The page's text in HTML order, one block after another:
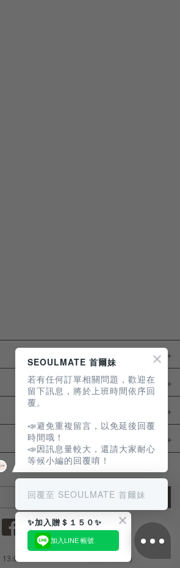
JOIN
/ Mon - Fri(例假日除外)
✨加入贈＄１５０✨
加入LINE 帳號
SEOULMATE 首爾妹
若有任何訂單相關問題，歡迎在
留下訊息，將於上班時間依序回
覆。
📣避免重複留言，以免延後回覆
時間哦！
📣因訊息量較大，還請大家耐心
等候小編的回覆唷！
回覆至 SEOULMATE 首爾妹